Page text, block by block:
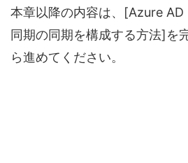
本章以降の内容は、[Azure
同期の同期を構成する方法]を
ら進めてください。